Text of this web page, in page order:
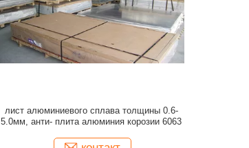
лист алюминиевого сплава толщины 0.6-
5.0мм, анти- плита алюминия корозии 6063